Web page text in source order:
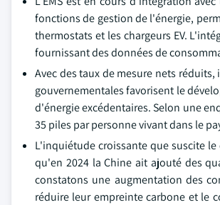
fonctions de gestion de l'énergie,
thermostats et les chargeurs EV.
fournissant des données de
Avec des taux de mesure nets
gouvernementales favorisent le
d'énergie excédentaires. Selon une
35 piles par personne vivant dans le
L'inquiétude croissante que suscite
qu'en 2024 la Chine ait ajouté des
constatons une augmentation des
réduire leur empreinte carbone et le